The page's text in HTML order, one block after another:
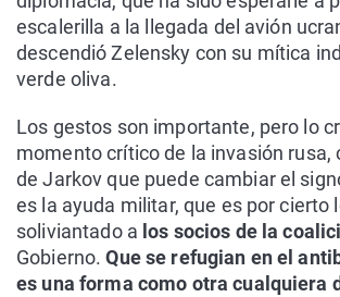
escalerilla a la llegada del avión
descendió Zelensky con su mítica
verde oliva.
Los gestos son importante, pero lo
momento crítico de la invasión rusa,
de Jarkov que puede cambiar el
es la ayuda militar, que es por cierto
soliviantado a los socios de la
Gobierno.Que se refugian en el
es una forma como otra cualquiera